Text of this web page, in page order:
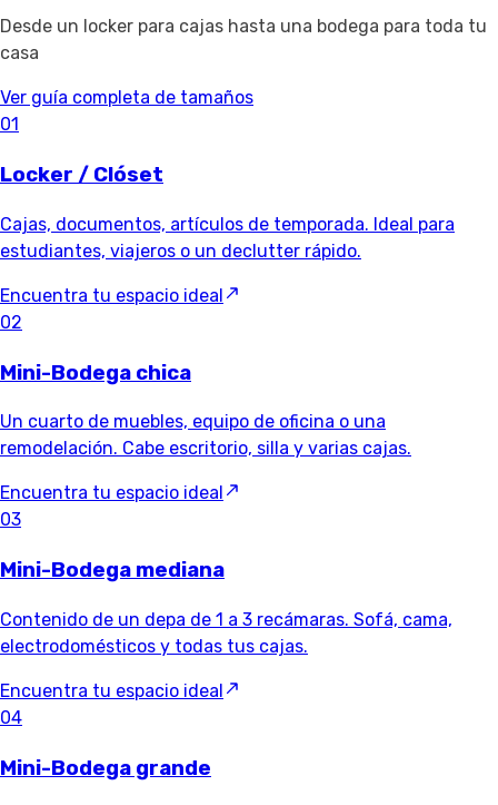
Desde un locker para cajas hasta una bodega para toda tu
casa
Ver guía completa de tamaños
01
Locker / Clóset
Cajas, documentos, artículos de temporada. Ideal para
estudiantes, viajeros o un declutter rápido.
Encuentra tu espacio ideal
02
Mini-Bodega chica
Un cuarto de muebles, equipo de oficina o una
remodelación. Cabe escritorio, silla y varias cajas.
Encuentra tu espacio ideal
03
Mini-Bodega mediana
Contenido de un depa de 1 a 3 recámaras. Sofá, cama,
electrodomésticos y todas tus cajas.
Encuentra tu espacio ideal
04
Mini-Bodega grande